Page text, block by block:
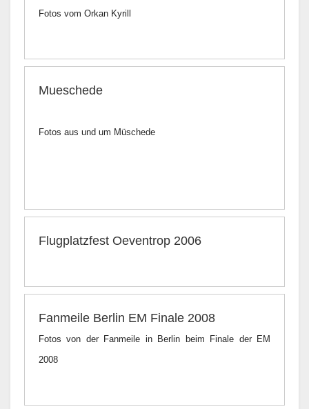
Fotos vom Orkan Kyrill
Mueschede
Fotos aus und um Müschede
Flugplatzfest Oeventrop 2006
Fanmeile Berlin EM Finale 2008
Fotos von der Fanmeile in Berlin beim Finale der EM
2008